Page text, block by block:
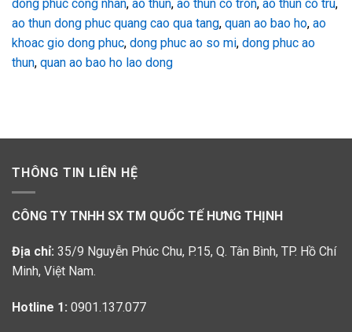
dong phuc cong nhan, ao thun, ao thun co tron, ao thun co tru,
ao thun dong phuc quang cao qua tang, quan ao bao ho, ao
khoac gio dong phuc, dong phuc ao so mi, dong phuc ao
thun, quan ao bao ho lao dong
THÔNG TIN LIÊN HỆ
CÔNG TY TNHH SX TM QUỐC TẾ HƯNG THỊNH
Địa chỉ: 35/9 Nguyễn Phúc Chu, P.15, Q. Tân Bình, TP. Hồ Chí
Minh, Việt Nam.
Hotline 1: 0901.137.077